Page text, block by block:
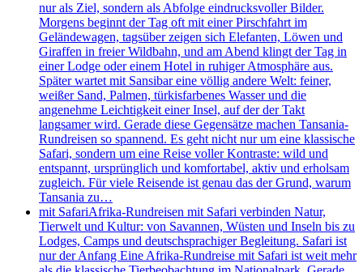
nur als Ziel, sondern als Abfolge eindrucksvoller Bilder.
Morgens beginnt der Tag oft mit einer Pirschfahrt im
Geländewagen, tagsüber zeigen sich Elefanten, Löwen und
Giraffen in freier Wildbahn, und am Abend klingt der Tag in
einer Lodge oder einem Hotel in ruhiger Atmosphäre aus.
Später wartet mit Sansibar eine völlig andere Welt: feiner,
weißer Sand, Palmen, türkisfarbenes Wasser und die
angenehme Leichtigkeit einer Insel, auf der der Takt
langsamer wird. Gerade diese Gegensätze machen Tansania-
Rundreisen so spannend. Es geht nicht nur um eine klassische
Safari, sondern um eine Reise voller Kontraste: wild und
entspannt, ursprünglich und komfortabel, aktiv und erholsam
zugleich. Für viele Reisende ist genau das der Grund, warum
Tansania zu…
mit SafariAfrika-Rundreisen mit Safari verbinden Natur,
Tierwelt und Kultur: von Savannen, Wüsten und Inseln bis zu
Lodges, Camps und deutschsprachiger Begleitung. Safari ist
nur der Anfang Eine Afrika-Rundreise mit Safari ist weit mehr